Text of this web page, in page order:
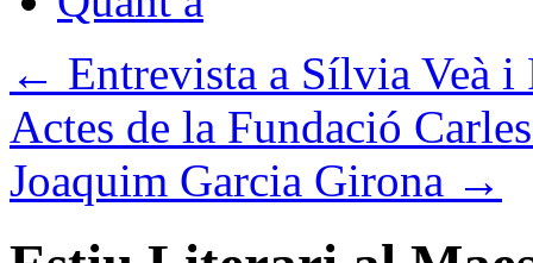
← Entrevista a Sílvia Veà i
Actes de la Fundació
Joaquim Garcia Girona →